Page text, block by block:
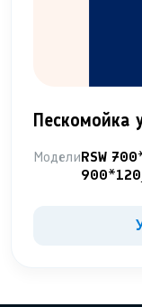
Пескомойка
МоделиRSW